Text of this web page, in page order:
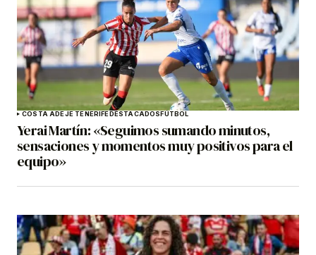
COSTA ADEJE TENERIFEDESTACADOSFÚTBOL
Yerai Martín: «Seguimos sumando minutos,
sensaciones y momentos muy positivos para el
equipo»